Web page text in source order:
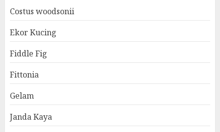
Costus woodsonii
Ekor Kucing
Fiddle Fig
Fittonia
Gelam
Janda Kaya